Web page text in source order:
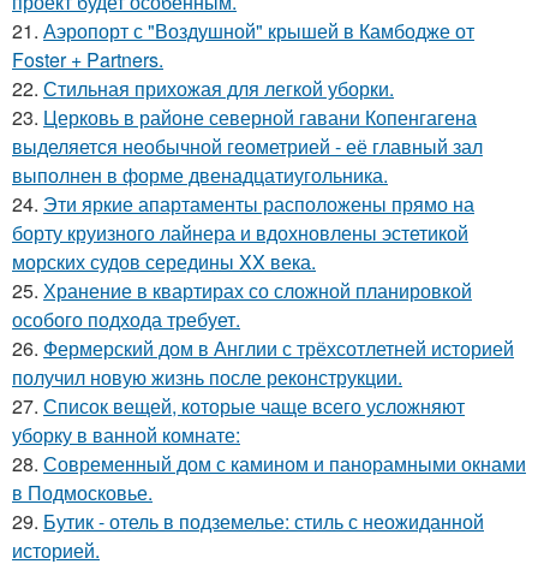
21. Аэропорт с "Воздушной" крышей в Камбодже от
Foster + Partners.
22. Стильная прихожая для легкой уборки.
23. Церковь в районе северной гавани Копенгагена
выделяется необычной геометрией - её главный зал
выполнен в форме двенадцатиугольника.
24. Эти яркие апартаменты расположены прямо на
борту круизного лайнера и вдохновлены эстетикой
морских судов середины XX века.
25. Хранение в квартирах со сложной планировкой
особого подхода требует.
26. Фермерский дом в Англии с трёхсотлетней историей
получил новую жизнь после реконструкции.
27. Список вещей, которые чаще всего усложняют
уборку в ванной комнате:
28. Современный дом с камином и панорамными окнами
в Подмосковье.
29. Бутик - отель в подземелье: стиль с неожиданной
историей.